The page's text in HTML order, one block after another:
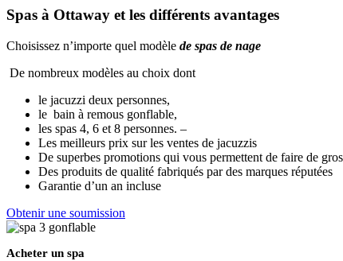
Spas à Ottaway et les différents avantages
Choisissez n’importe quel modèle de spas de nage
De nombreux modèles au choix dont
le jacuzzi deux personnes,
le bain à remous gonflable,
les spas 4, 6 et 8 personnes. –
Les meilleurs prix sur les ventes de jacuzzis
De superbes promotions qui vous permettent de faire de
Des produits de qualité fabriqués par des marques réputées
Garantie d’un an incluse
Obtenir une soumission
Acheter un spa